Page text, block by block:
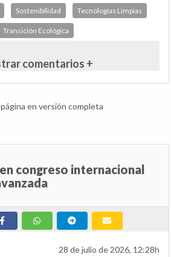
Sostenibilidad Tecnologías Limpias
Transición Ecológica
comentarios +
en versión completa
congreso internacional
28 de julio de 2026, 12:28h